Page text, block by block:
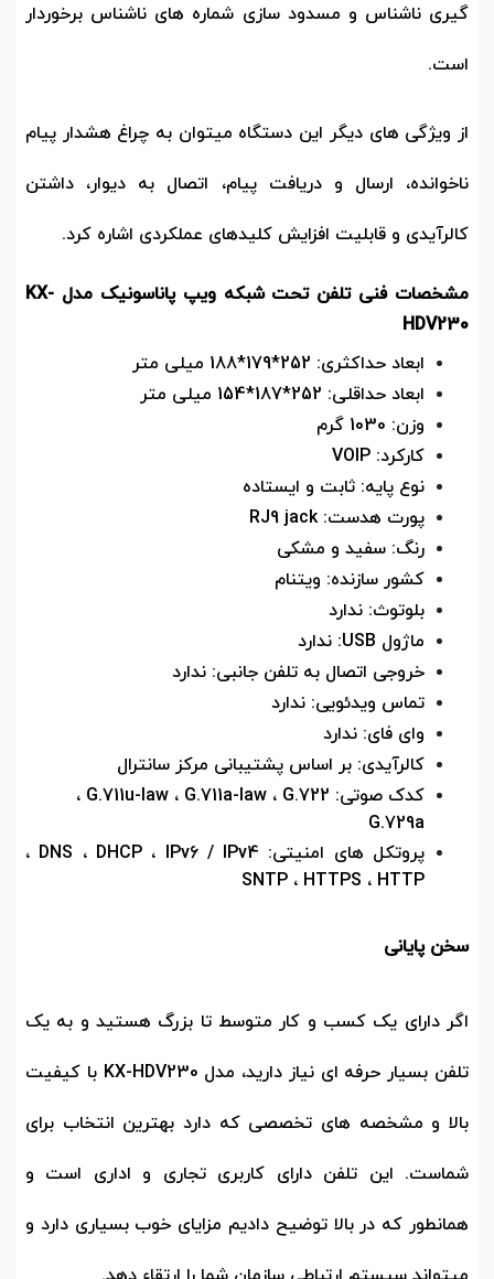
گیری ناشناس و مسدود سازی شماره های ناشناس برخوردار
است.
از ویژگی های دیگر این دستگاه میتوان به چراغ هشدار پیام
ناخوانده، ارسال و دریافت پیام، اتصال به دیوار، داشتن
کالرآیدی و قابلیت افزایش کلیدهای عملکردی اشاره کرد.
مشخصات فنی تلفن تحت شبکه ویپ پاناسونیک مدل KX-
HDV230
ابعاد حداکثری: 252*179*188
میلی متر
ابعاد حداقلی: 252*187*154
میلی متر
وزن: 1030 گرم
کارکرد: VOIP
نوع پایه: ثابت و ایستاده
پورت هدست:RJ9 jack
رنگ: سفید و مشکی
کشور سازنده: ویتنام
بلوتوث: ندارد
ماژول USB: ندارد
خروجی اتصال به تلفن جانبی: ندارد
تماس ویدئویی: ندارد
وای فای: ندارد
کالرآیدی: بر اساس پشتیبانی مرکز سانترال
کدک صوتی: G.722 ، G.711a-law ، G.711u-law ،
G.729a
پروتکل های امنیتی: IPv6 / IPv4 ،DHCP ، DNS ،
HTTP ، HTTPS ، SNTP
سخن پایانی
اگر دارای یک کسب و کار متوسط تا بزرگ هستید و به یک
تلفن بسیار حرفه ای نیاز دارید، مدل KX-HDV230 با کیفیت
بالا و مشخصه های تخصصی که دارد بهترین انتخاب برای
شماست. این تلفن دارای کاربری تجاری و اداری است و
همانطور که در بالا توضیح دادیم مزایای خوب بسیاری دارد و